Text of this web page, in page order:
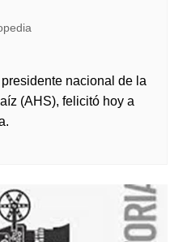
nacional de la
(AHS), felicitó hoy a